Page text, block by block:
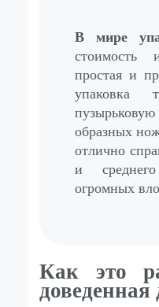
В мире
стоимость
простая и
упаковка
образных
отлично
и
огромных
Как это
доведенная